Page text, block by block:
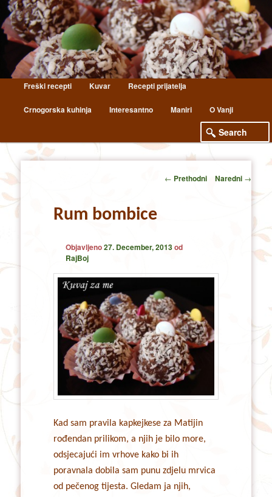
Main
Skip
to
primary
Skip
to
secondary
Freški recepti Kuvar Recepti prijatelja
Crnogorska kuhinja Interesantno Maniri O Vanji
Post
← Prethodni Naredni →
Rum bombice
Objavljeno27. December, 2013od
RajBoj
Kad sam pravila kapkejkese za Matijin
rođendan prilikom, a njih je bilo more,
odsjecajući im vrhove kako bi ih
poravnala dobila sam punu zdjelu mrvica
od pečenog tijesta. Gledam ja njih,